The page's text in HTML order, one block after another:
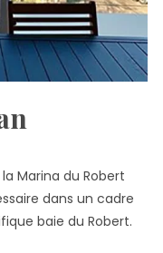
Marina du Robert
dans un cadre
baie du Robert.